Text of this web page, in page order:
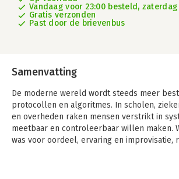
Vandaag voor 23:00 besteld,
Gratis verzonden
Past door de brievenbus
Samenvatting
De moderne wereld wordt steeds meer
protocollen en algoritmes. In scholen,
en overheden raken mensen verstrikt in
meetbaar en controleerbaar willen maken.
was voor oordeel, ervaring en improvisatie,